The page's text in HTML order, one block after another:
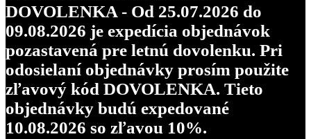
DOVOLENKA - Od 25.07.2026 do
09.08.2026 je expedícia objednávok
pozastavená pre letnú dovolenku. Pri
odosielaní objednávky prosím použite
zľavový kód DOVOLENKA. Tieto
objednávky budú expedované
10.08.2026 so zľavou 10%.